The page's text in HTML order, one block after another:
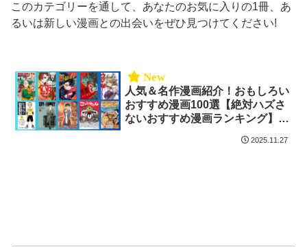
このカテゴリーを通して、あなたのお気に入りの1冊、あ
るいは新しい漫画との出会いをぜひ見つけてください!
人気＆名作漫画紹介！おもしろい
おすすめ漫画100選【絶対ハズさ
ないおすすめ漫画ランキング】｜
2025.11.27